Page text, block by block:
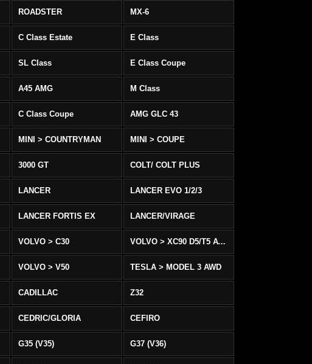
ROADSTER MX-6
C Class Estate E Class
SL Class E Class Coupe
A45 AMG M Class
C Class Coupe AMG GLC 43
MINI > COUNTRYMAN MINI > COUPE
3000 GT COLT/ COLT PLUS
LANCER LANCER EVO 1/2/3
LANCER FORTIS EX LANCER/VIRAGE
VOLVO > C30 VOLVO > XC90 D5/T5 AWD
VOLVO > V50 TESLA > MODEL 3 AWD
CADILLAC Z32
CEDRIC/GLORIA CEFIRO
G35 (V35) G37 (V36)